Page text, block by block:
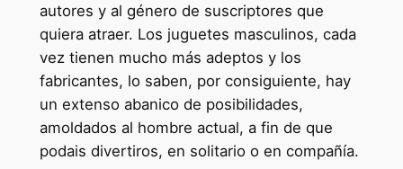
autores y al género de suscriptores que
quiera atraer. Los juguetes masculinos, cada
vez tienen mucho más adeptos y los
fabricantes, lo saben, por consiguiente, hay
un extenso abanico de posibilidades,
amoldados al hombre actual, a fin de que
podais divertiros, en solitario o en compañía.